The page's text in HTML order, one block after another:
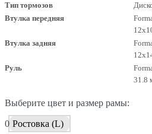
Тип тормозов
Втулка передняя
Втулка задняя
Руль
31.8
Выберите цвет и размер рамы:
0 Ростовка (L)